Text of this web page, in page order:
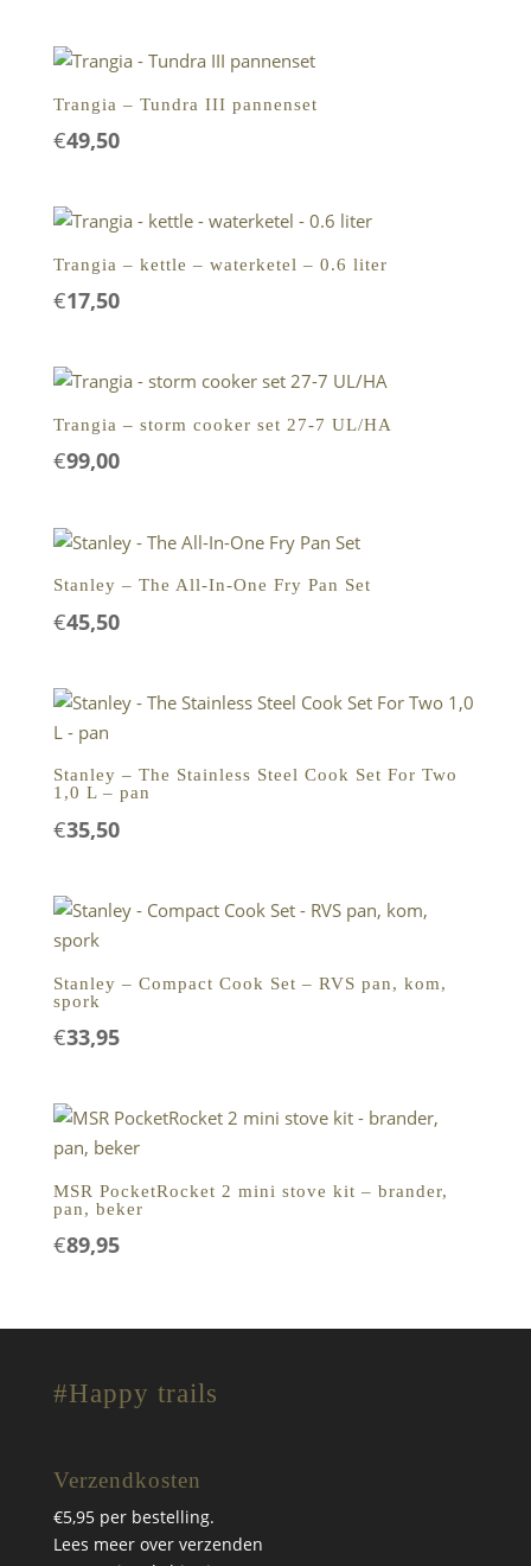
Trangia – Tundra III pannenset
€49,50
Trangia – kettle – waterketel – 0.6 liter
€17,50
Trangia – storm cooker set 27-7 UL/HA
€99,00
Stanley – The All-In-One Fry Pan Set
€45,50
Stanley – The Stainless Steel Cook Set For Two
1,0 L – pan
€35,50
Stanley – Compact Cook Set – RVS pan, kom,
spork
€33,95
MSR PocketRocket 2 mini stove kit – brander,
pan, beker
€89,95
#Happy trails
Verzendkosten
€5,95 per bestelling.
Lees meer over verzenden